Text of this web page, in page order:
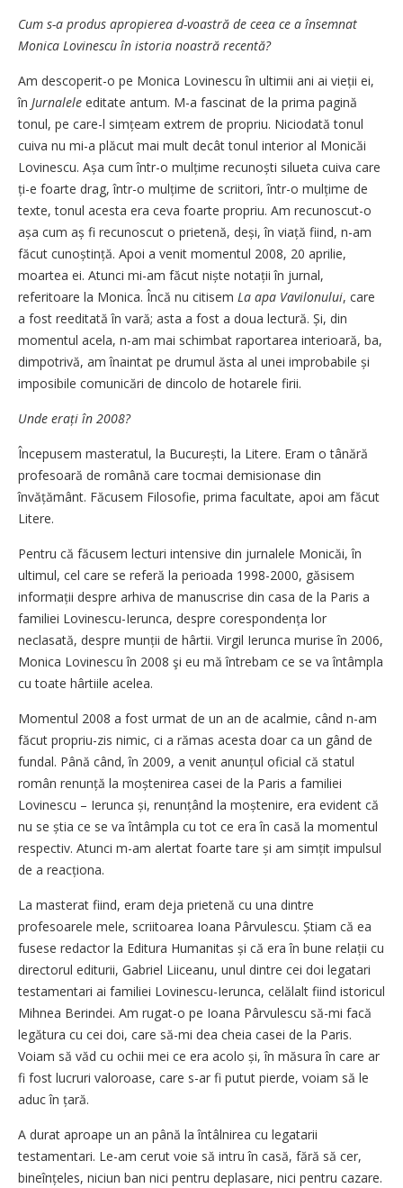
Cum s-a produs apropierea d-voastră de ceea ce a însemnat
Monica Lovinescu în istoria noastră recentă?
Am descoperit-o pe Monica Lovinescu în ultimii ani ai vieții ei,
în Jurnalele editate antum. M-a fascinat de la prima pagină
tonul, pe care-l simțeam extrem de propriu. Niciodată tonul
cuiva nu mi-a plăcut mai mult decât tonul interior al Monicăi
Lovinescu. Așa cum într-o mulțime recunoști silueta cuiva care
ți-e foarte drag, într-o mulțime de scriitori, într-o mulțime de
texte, tonul acesta era ceva foarte propriu. Am recunoscut-o
așa cum aș fi recunoscut o prietenă, deși, în viață fiind, n-am
făcut cunoștință. Apoi a venit momentul 2008, 20 aprilie,
moartea ei. Atunci mi-am făcut niște notații în jurnal,
referitoare la Monica. Încă nu citisem La apa Vavilonului, care
a fost reeditată în vară; asta a fost a doua lectură. Și, din
momentul acela, n-am mai schimbat raportarea interioară, ba,
dimpotrivă, am înaintat pe drumul ăsta al unei improbabile și
imposibile comunicări de dincolo de hotarele firii.
Unde erați în 2008?
Începusem masteratul, la București, la Litere. Eram o tânără
profesoară de română care tocmai demisionase din
învățământ. Făcusem Filosofie, prima facultate, apoi am făcut
Litere.
Pentru că făcusem lecturi intensive din jurnalele Monicăi, în
ultimul, cel care se referă la perioada 1998-2000, găsisem
informații despre arhiva de manuscrise din casa de la Paris a
familiei Lovinescu-Ierunca, despre corespondența lor
neclasată, despre munții de hârtii. Virgil Ierunca murise în 2006,
Monica Lovinescu în 2008 şi eu mă întrebam ce se va întâmpla
cu toate hârtiile acelea.
Momentul 2008 a fost urmat de un an de acalmie, când n-am
făcut propriu-zis nimic, ci a rămas acesta doar ca un gând de
fundal. Până când, în 2009, a venit anunțul oficial că statul
român renunță la moștenirea casei de la Paris a familiei
Lovinescu – Ierunca și, renunțând la moștenire, era evident că
nu se știa ce se va întâmpla cu tot ce era în casă la momentul
respectiv. Atunci m-am alertat foarte tare și am simțit impulsul
de a reacționa.
La masterat fiind, eram deja prietenă cu una dintre
profesoarele mele, scriitoarea Ioana Pârvulescu. Știam că ea
fusese redactor la Editura Humanitas și că era în bune relații cu
directorul editurii, Gabriel Liiceanu, unul dintre cei doi legatari
testamentari ai familiei Lovinescu-Ierunca, celălalt fiind istoricul
Mihnea Berindei. Am rugat-o pe Ioana Pârvulescu să-mi facă
legătura cu cei doi, care să-mi dea cheia casei de la Paris.
Voiam să văd cu ochii mei ce era acolo și, în măsura în care ar
fi fost lucruri valoroase, care s-ar fi putut pierde, voiam să le
aduc în țară.
A durat aproape un an până la întâlnirea cu legatarii
testamentari. Le-am cerut voie să intru în casă, fără să cer,
bineînțeles, niciun ban nici pentru deplasare, nici pentru cazare.